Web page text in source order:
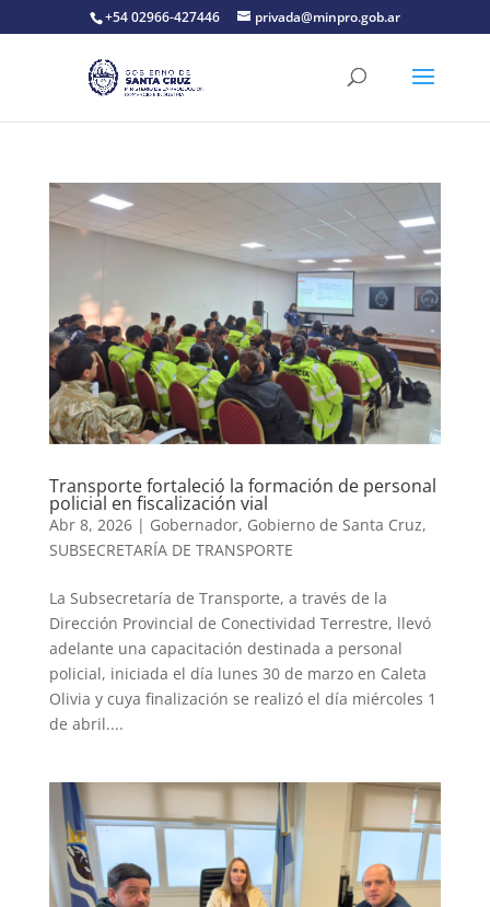
+54 02966-427446 privada@minpro.gob.ar
Transporte fortaleció la formación de personal
policial en fiscalización vial
Abr 8, 2026| Gobernador, Gobierno de Santa Cruz,
SUBSECRETARÍA DE TRANSPORTE
La Subsecretaría de Transporte, a través de la
Dirección Provincial de Conectividad Terrestre, llevó
adelante una capacitación destinada a personal
policial, iniciada el día lunes 30 de marzo en Caleta
Olivia y cuya finalización se realizó el día miércoles 1
de abril....